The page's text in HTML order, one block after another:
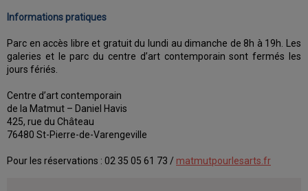
Informations pratiques
Parc en accès libre et gratuit du lundi au dimanche de 8h à 19h. Les
galeries et le parc du centre d’art contemporain sont fermés les
jours fériés.
Centre d’art contemporain
de la Matmut – Daniel Havis
425, rue du Château
76480 St-Pierre-de-Varengeville
Pour les réservations : 02 35 05 61 73 / matmutpourlesarts.fr